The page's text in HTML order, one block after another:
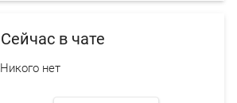
Сейчас в чате
Никого нет